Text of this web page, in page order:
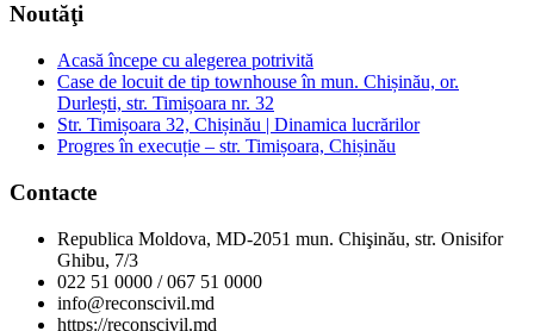
Noutăţi
Acasă începe cu alegerea potrivită
Case de locuit de tip townhouse în mun. Chișinău, or.
Durlești, str. Timișoara nr. 32
Str. Timișoara 32, Chișinău | Dinamica lucrărilor
Progres în execuție – str. Timișoara, Chișinău
Contacte
Republica Moldova, MD-2051 mun. Chişinău, str. Onisifor
Ghibu, 7/3
022 51 0000 / 067 51 0000
info@reconscivil.md
https://reconscivil.md